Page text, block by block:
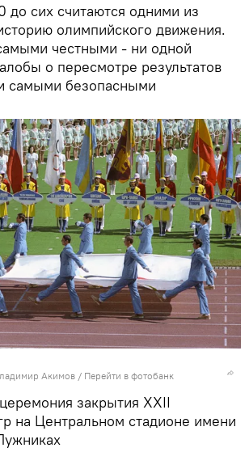
сих считаются одними из
олимпийского движения.
честными - ни одной
о пересмотре результатов
самыми безопасными
Акимов / Перейти в фотобанк
закрытия XXII
на Центральном стадионе имени